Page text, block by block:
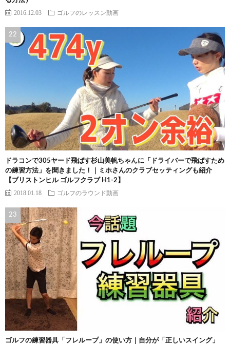
2016.12.03 ゴルフのレッスン動画
ドラコンで305ヤード飛ばす杉山美帆ちゃんに「ドライバーで飛ばすため
の練習方法」を聞きました！｜ミホさんのクラブセッティングも紹介
【ブリストンヒル ゴルフクラブ H1-2】
2018.01.18 ゴルフのラウンド動画
ゴルフの練習器具「フレループ」の使い方｜自分が「正しいスイング」